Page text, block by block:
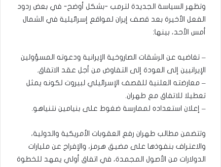
وتظهر السياسة الجديدة لترمب -بشكل أوضح- في بعض ردود
الفعل الأخيرة بعد قصف إيران لمواقع إسرائيلية في الشمال
أمس الأحد، بينها:
– تغاضيه عن الرشقات الصاروخية الإيرانية ودعوته المسؤولين
الإيرانيين إلى العودة إلى التفاوض من أجل عقد الاتفاق.
– معارضته العلنية للقصف الإسرائيلي لبيروت لكونه يمثل
تعطيلا للاتفاق مع طهران.
– إعلان استعداده لممارسة ضغوط على بنيامين نتنياهو.
وتتضمن مطالب طهران رفع العقوبات الأمريكية والدولية،
والاعتراف بنفوذها على مضيق هرمز، والإفراج عن مليارات
الدولارات من الأصول المجمدة، في اتفاق أولي يمهد للخطوة